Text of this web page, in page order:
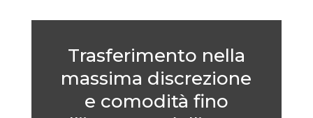
Trasferimento nella
massima discrezione
e comodità fino